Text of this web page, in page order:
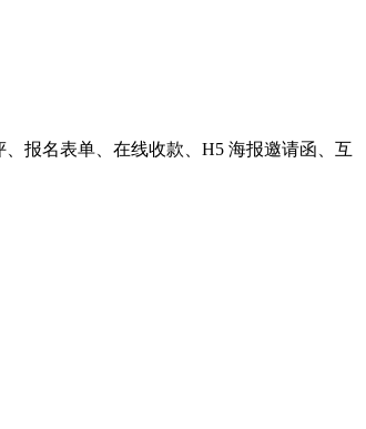
报名表单、在线收款、H5 海报邀请函、互